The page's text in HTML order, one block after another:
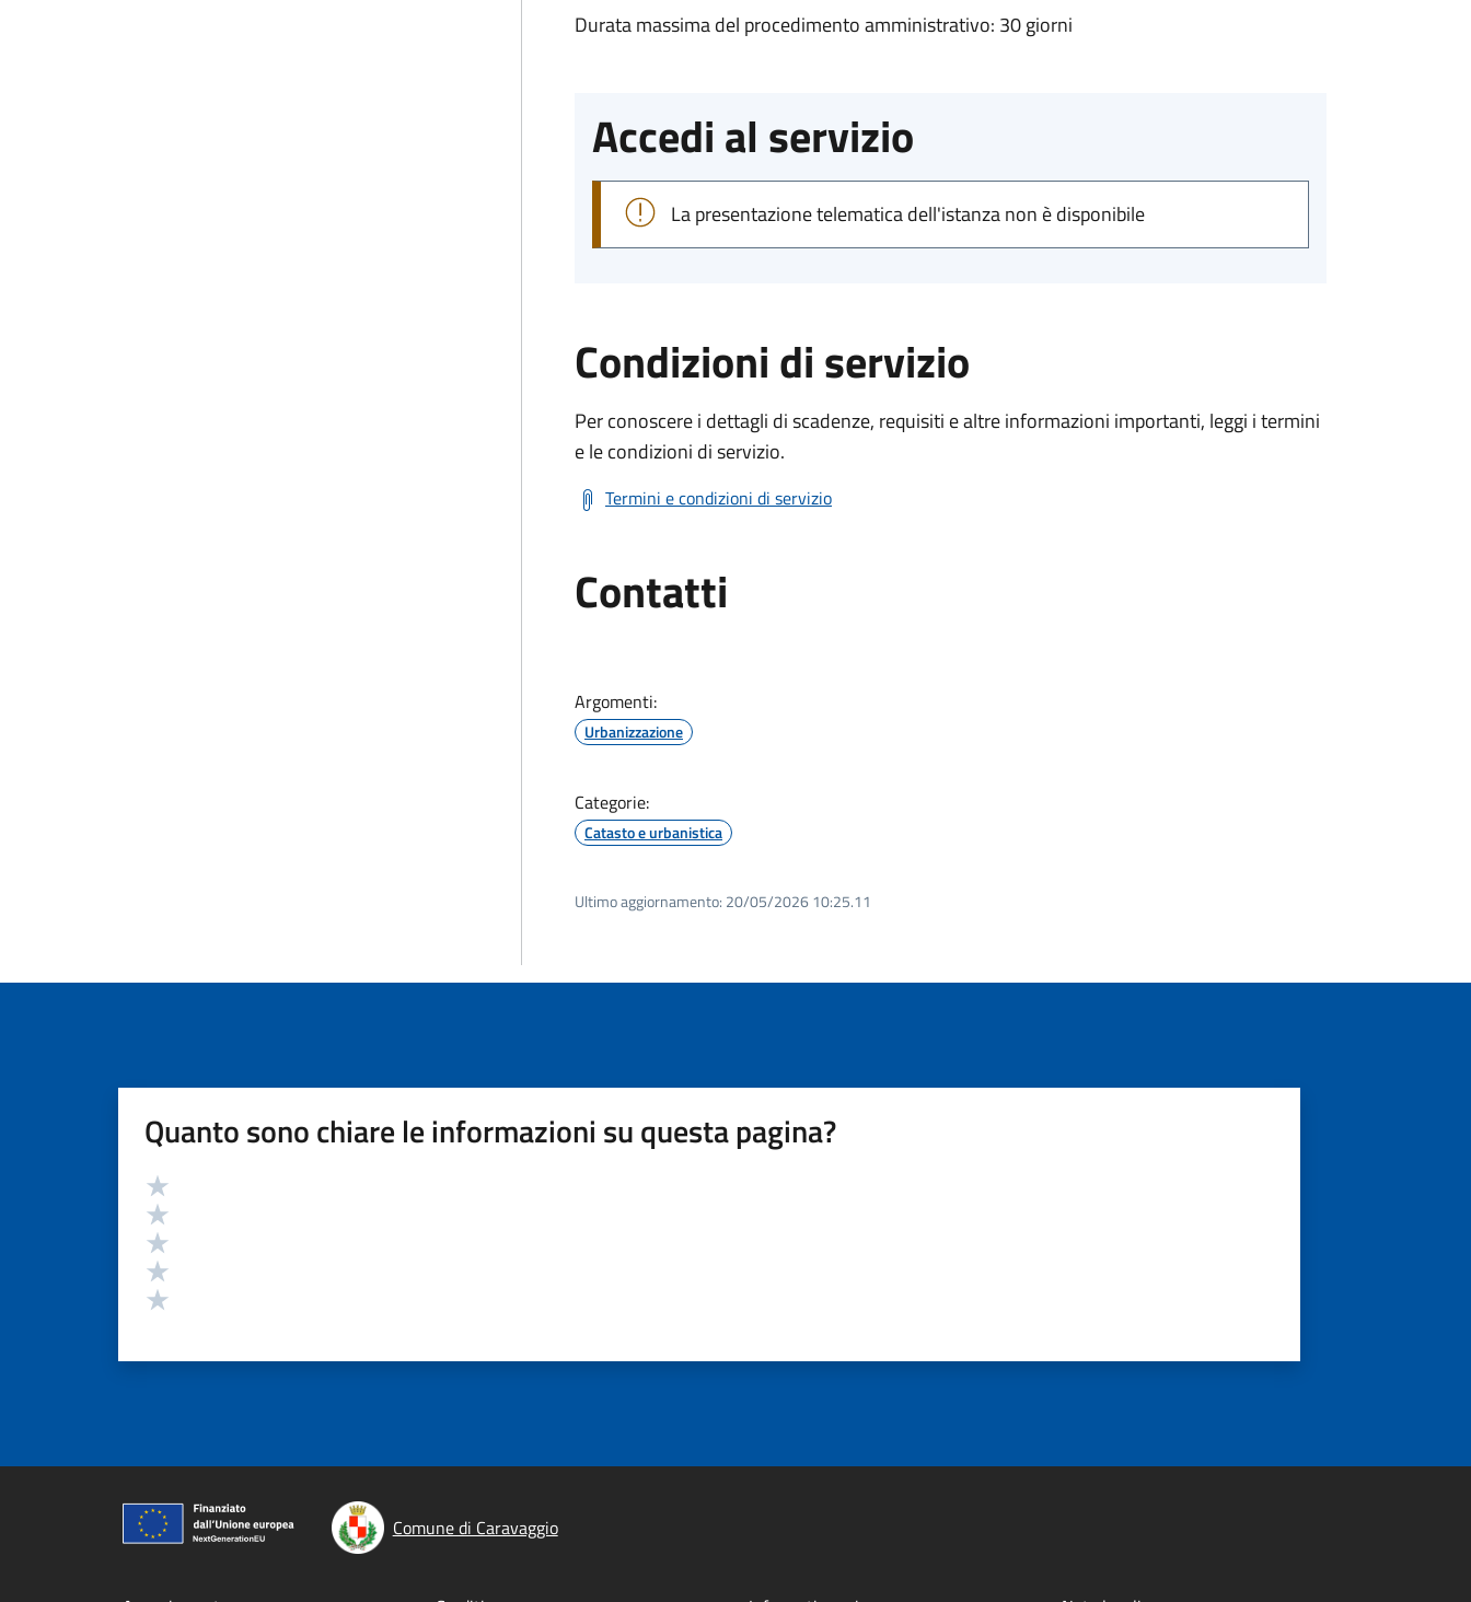
Durata massima del procedimento amministrativo: 30 giorni
Accedi al servizio
La presentazione telematica dell'istanza non è disponibile
Condizioni di servizio
Per conoscere i dettagli di scadenze, requisiti e altre informazioni importanti, leggi i termini
e le condizioni di servizio.
Termini e condizioni di servizio
Contatti
Argomenti:
Urbanizzazione
Categorie:
Catasto e urbanistica
Ultimo aggiornamento: 20/05/2026 10:25.11
Quanto sono chiare le informazioni su questa pagina?
Valutazione
Comune di Caravaggio